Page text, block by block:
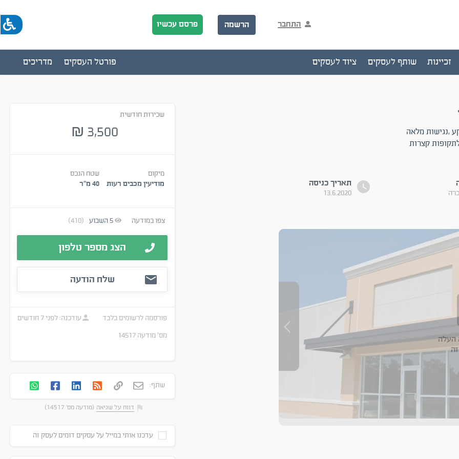
התחבר הרשמה פרסם עכשיו
זכיינות שותף לעסקים ציוד לעסקים מדריכים פורטל העסקים
קרקע ,נגישות מלאה
קצרות
תאריך כניסה
13.6.2020
העלה
שכירות חודשית
3,500
₪
מיקום
מודיעין מכבים רעות
שטח הנכס
40 מ״ר
צפו במודעה 5השבוע (410)
הצג מספר טלפון
שלח הודעה
פורסמה לרשומים בלבד עודכנה:לפני 7 חודשים
מס׳ מודעה
שתף:
דווח על שגיאה (מודעה מס' 14517)
עדכנו אותי במייל על עסקים דומים לעסק זה